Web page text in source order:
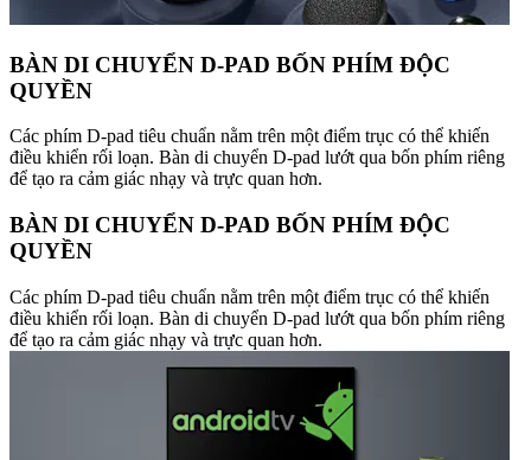
BÀN DI CHUYỂN D-PAD BỐN PHÍM ĐỘC
QUYỀN
Các phím D-pad tiêu chuẩn nằm trên một điểm trục có thể khiến
điều khiển rối loạn. Bàn di chuyển D-pad lướt qua bốn phím riêng
để tạo ra cảm giác nhạy và trực quan hơn.
BÀN DI CHUYỂN D-PAD BỐN PHÍM ĐỘC
QUYỀN
Các phím D-pad tiêu chuẩn nằm trên một điểm trục có thể khiến
điều khiển rối loạn. Bàn di chuyển D-pad lướt qua bốn phím riêng
để tạo ra cảm giác nhạy và trực quan hơn.